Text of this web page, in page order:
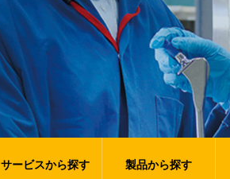
サービスから探す 製品から探す